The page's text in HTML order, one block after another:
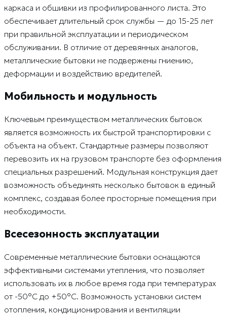
каркаса и обшивки из профилированного листа. Это
обеспечивает длительный срок службы — до 15-25 лет
при правильной эксплуатации и периодическом
обслуживании. В отличие от деревянных аналогов,
металлические бытовки не подвержены гниению,
деформации и воздействию вредителей.
Мобильность и модульность
Ключевым преимуществом металлических бытовок
является возможность их быстрой транспортировки с
объекта на объект. Стандартные размеры позволяют
перевозить их на грузовом транспорте без оформления
специальных разрешений. Модульная конструкция дает
возможность объединять несколько бытовок в единый
комплекс, создавая более просторные помещения при
необходимости.
Всесезонность эксплуатации
Современные металлические бытовки оснащаются
эффективными системами утепления, что позволяет
использовать их в любое время года при температурах
от -50°C до +50°C. Возможность установки систем
отопления, кондиционирования и вентиляции